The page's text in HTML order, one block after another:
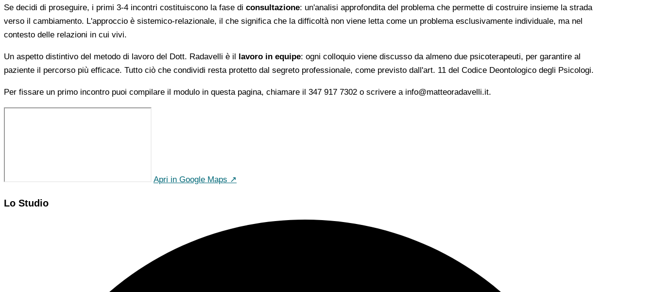
Se decidi di proseguire, i primi 3-4 incontri costituiscono la fase di consultazione: un'analisi approfondita del problema che permette di costruire insieme la strada
verso il cambiamento. L'approccio è sistemico-relazionale, il che significa che la difficoltà non viene letta come un problema esclusivamente individuale, ma nel
contesto delle relazioni in cui vivi.
Un aspetto distintivo del metodo di lavoro del Dott. Radavelli è il lavoro in equipe: ogni colloquio viene discusso da almeno due psicoterapeuti, per garantire al
paziente il percorso più efficace. Tutto ciò che condividi resta protetto dal segreto professionale, come previsto dall'art. 11 del Codice Deontologico degli Psicologi.
Per fissare un primo incontro puoi compilare il modulo in questa pagina, chiamare il 347 917 7302 o scrivere a info@matteoradavelli.it.
Apri in Google Maps ↗
Lo Studio